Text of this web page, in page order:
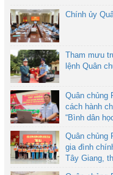
Chính ủy
Tham mưu
lệnh Quân
Quân chủng
cách hành
“Bình dân
Quân chủng
gia đình
Tây Giang,